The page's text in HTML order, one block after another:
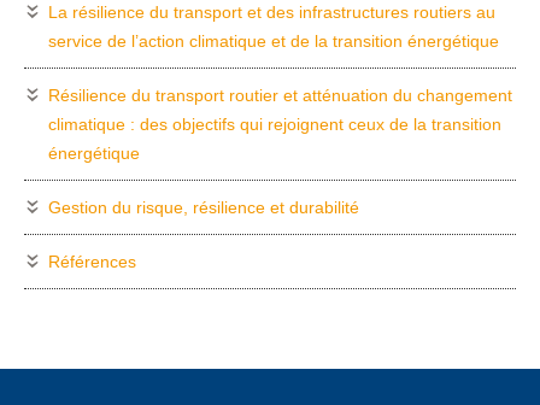
La résilience du transport et des infrastructures routiers au
service de l’action climatique et de la transition énergétique
Résilience du transport routier et atténuation du changement
climatique : des objectifs qui rejoignent ceux de la transition
énergétique
Gestion du risque, résilience et durabilité
Références